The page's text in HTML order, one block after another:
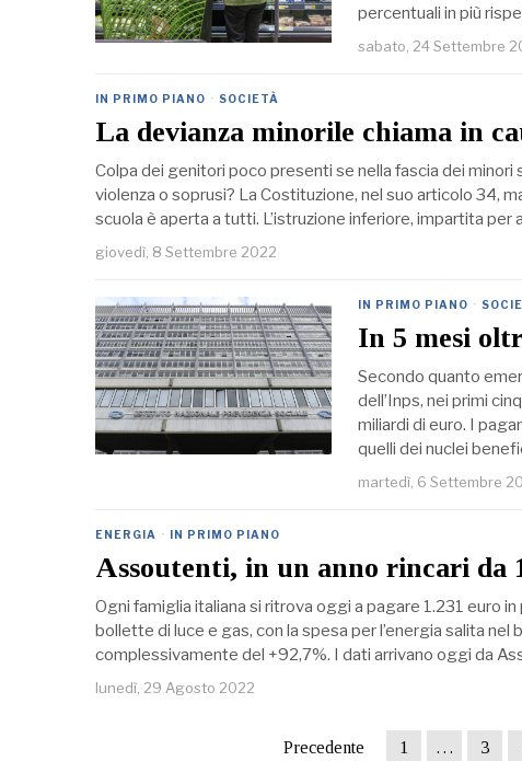
percentuali in più
sabato, 24 Settembre
IN PRIMO PIANO · SOCIETÀ
La devianza minorile chiama in
Colpa dei genitori poco presenti se nella fascia dei
violenza o soprusi? La Costituzione, nel suo articolo 34,
scuola è aperta a tutti. L’istruzione inferiore, impartita per
giovedì, 8 Settembre 2022
IN PRIMO PIANO ·
In 5 mesi
Secondo quanto
dell’Inps, nei primi
miliardi di euro. I
quelli dei nuclei
martedì, 6 Settembre
ENERGIA · IN PRIMO PIANO
Assoutenti, in un anno rincari da
Ogni famiglia italiana si ritrova oggi a pagare 1.231 euro
bollette di luce e gas, con la spesa per l’energia salita nel
complessivamente del +92,7%. I dati arrivano oggi da
lunedì, 29 Agosto 2022
Precedente 1 … 3